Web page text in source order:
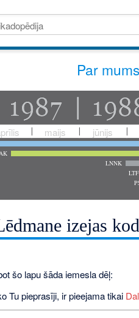
Par mums
maijs jūnijs
LNNK
LTF
izejas
šo lapu šāda iemesla dēļ:
Tu pieprasīji, ir pieejama tikai